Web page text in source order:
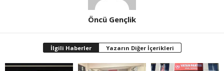
Öncü Gençlik
İlgili Haberler Yazarın Diğer İçerikleri